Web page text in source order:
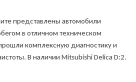
представлены автомобили
в отличном техническом
комплексную диагностику и
В наличии Mitsubishi Delica D:2.